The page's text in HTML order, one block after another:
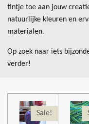
tintje toe aan jouw
natuurlijke kleuren en
materialen.
Op zoek naar iets
verder!
Sale!